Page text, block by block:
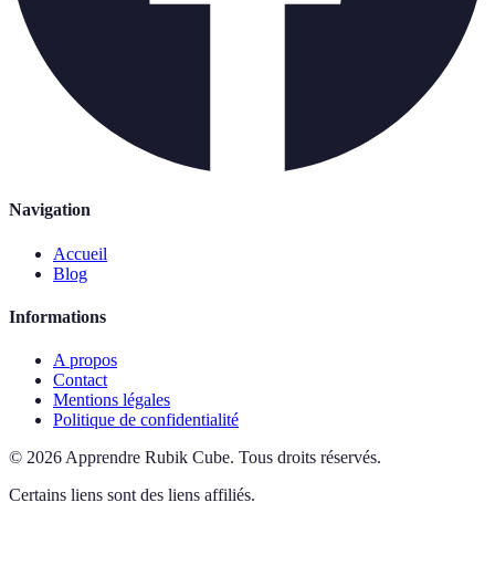
Navigation
Accueil
Blog
Informations
A propos
Contact
Mentions légales
Politique de confidentialité
© 2026 Apprendre Rubik Cube. Tous droits réservés.
Certains liens sont des liens affiliés.